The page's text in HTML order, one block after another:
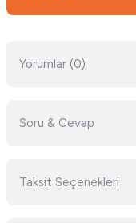
Yorumlar (0)
Soru & Cevap
Taksit Seçenekleri